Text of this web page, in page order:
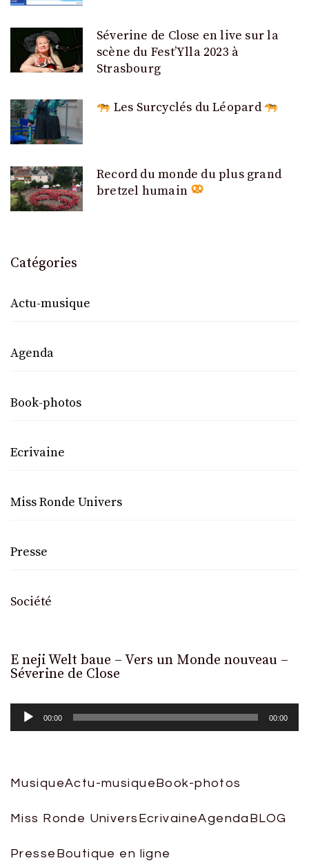
Séverine de Close en live sur la
scène du Fest’Ylla 2023 à
Strasbourg
Les Surcyclés du Léopard
Record du monde du plus grand
bretzel humain
Catégories
Actu-musique
Agenda
Book-photos
Ecrivaine
Miss Ronde Univers
Presse
Société
E neji Welt baue – Vers un Monde nouveau –
Séverine de Close
00:00 00:00
MusiqueActu-musiqueBook-photos
Miss Ronde Univers EcrivaineAgenda BLOG
Presse Boutique en ligne